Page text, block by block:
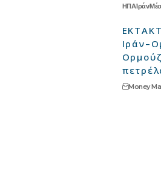
ΗΠΑΙράν
Money